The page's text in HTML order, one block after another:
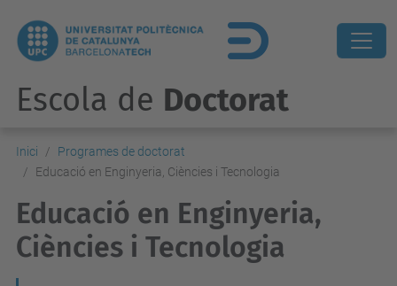
Escola de Doctorat
Inici
Programes de doctorat
Educació en Enginyeria, Ciències i Tecnologia
Educació en Enginyeria,
Ciències i Tecnologia